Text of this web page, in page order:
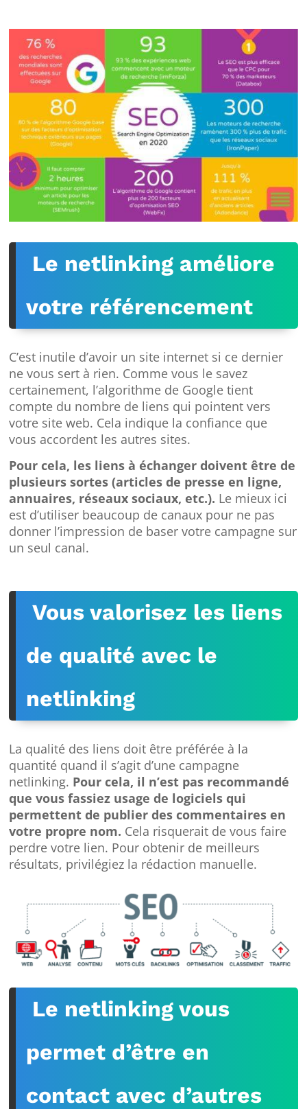
Le netlinking améliore
votre référencement
C’est inutile d’avoir un site internet si ce dernier
ne vous sert à rien. Comme vous le savez
certainement, l’algorithme de Google tient
compte du nombre de liens qui pointent vers
votre site web. Cela indique la confiance que
vous accordent les autres sites.
Pour cela, les liens à échanger doivent être de
plusieurs sortes (articles de presse en ligne,
annuaires, réseaux sociaux, etc.). Le mieux ici
est d’utiliser beaucoup de canaux pour ne pas
donner l’impression de baser votre campagne sur
un seul canal.
Vous valorisez les liens
de qualité avec le
netlinking
La qualité des liens doit être préférée à la
quantité quand il s’agit d’une campagne
netlinking. Pour cela, il n’est pas recommandé
que vous fassiez usage de logiciels qui
permettent de publier des commentaires en
votre propre nom. Cela risquerait de vous faire
perdre votre lien. Pour obtenir de meilleurs
résultats, privilégiez la rédaction manuelle.
Le netlinking vous
permet d’être en
contact avec d’autres